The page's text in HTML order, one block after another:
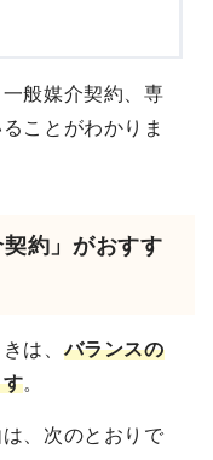
般媒介契約、専
ことがわかりま
約」がおすす
は、バランスの
。
、次のとおりで